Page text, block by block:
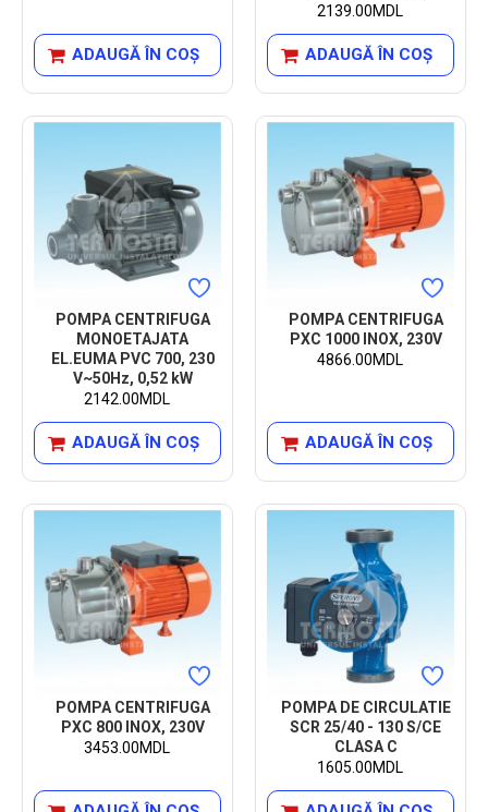
ADAUGĂ ÎN COŞ
2139.00MDL
ADAUGĂ ÎN COŞ
POMPA CENTRIFUGA
MONOETAJATA
EL.EUMA PVC 700, 230
V~50Hz, 0,52 kW
2142.00MDL
ADAUGĂ ÎN COŞ
POMPA CENTRIFUGA
PXC 1000 INOX, 230V
4866.00MDL
ADAUGĂ ÎN COŞ
POMPA CENTRIFUGA
PXC 800 INOX, 230V
3453.00MDL
POMPA DE CIRCULATIE
SCR 25/40 - 130 S/CE
CLASA C
1605.00MDL